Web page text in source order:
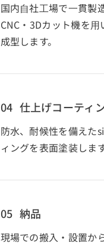
国内⾃社⼯場で⼀貫製造
CNC・3Dカット機を
成型します。
04 仕上げコーティ
防水、耐候性を備えた
ィングを表面塗装します
05 納品
現場での搬入・設置か